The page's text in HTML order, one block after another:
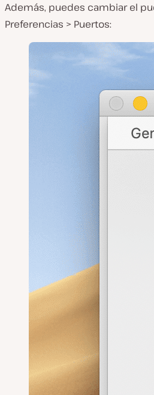
Además, puedes cambiar el
Preferencias > Puertos: